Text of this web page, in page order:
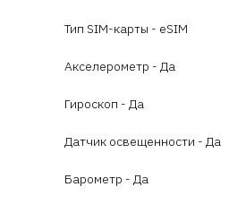
Тип SIM-карты - eSIM
Акселерометр - Да
Гироскоп - Да
Датчик освещенности - Да
Барометр - Да